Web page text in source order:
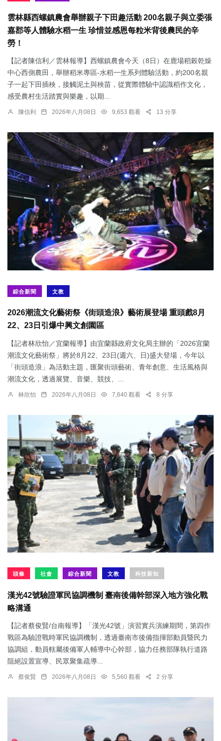
雲林縣西螺鎮農會舉辦親子下田趣活動 200名親子與立委張
嘉郡等人體驗水稻一生 珍惜並感恩每粒米背後農民的辛
勞！
【記者陳信利／雲林報導】西螺鎮農會今天（8日）在鹿場稻榖乾燥
中心西側農田，舉辦稻米專區-水稻一生系列體驗活動，約200名親
子一起下田插秧，接觸泥土與秧苗，從實際體驗中認識稻作文化，
感受農村生活踏實與樂趣，以期...
陳信利 2026年八月08日 9,653 觀看 13 分享
綜合新聞 文教
2026潮流文化藝術祭《街頭造浪》藝術展登場 重頭戲8月
22、23日引爆中興文創園區
【記者林欣怡／宜蘭報導】由宜蘭縣政府文化局主辦的「2026宜蘭
潮流文化藝術祭」將於8月22、23日(週六、日)盛大登場，今年以
「街頭造浪」為活動主題，匯聚街頭藝術、青年創意、生活風格與
潮流文化，透過展覽、音樂、競技、...
林欣怡 2026年八月08日 7,640 觀看 8 分享
頭條 社會 綜合新聞 文教 科技新知
漢光42號驗證軍民協調機制 臺南後備幹部深入地方強化戰
略溝通
【記者蔡俊賢/台南報導】「漢光42號」演習實兵演練期間，第四作
戰區為驗證戰時軍民協調機制，透過臺南市後備指揮部動員暨民力
協調組，動員轄屬後備軍人輔導中心幹部，協力任務部隊執行道路
阻絕設置宣導、民眾聚集疏導...
蔡俊賢 2026年八月08日 5,560 觀看 2 分享